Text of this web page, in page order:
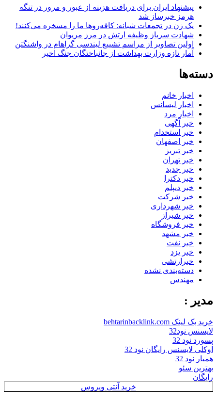
پیشنهاد ایران برای دریافت هزینه از عبور و مرور در تنگه
هرمز خبرساز شد
یک زن در تجمعات شبانه: کافه‌روها ما را مسخره می‌کنند!
شهادت سرباز وظیفه ارتش در مرز مریوان
اولین تصاویر از مراسم تشییع لیندسی گراهام در واشنگتن
آمار تازه وزارت بهداشت از جانباختگان جنگ اخیر
دسته‌ها
اخبار خانم
اخبار لیسانس
اخبار مرد
خبر آگهی
خبر استخدام
خبر اصفهان
خبر تبریز
خبر تهران
خبر جدید
خبر دکترا
خبر دیپلم
خبر شرکت
خبر شهرداری
خبر شیراز
خبر فروشگاه
خبر مشهد
خبر نفت
خبر یزد
خبرارتشی
دسته‌بندی نشده
مهندس
مدیر :
خرید بک لینک behtarinbacklink.com
لایسنس نود32
پسورد نود 32
اوکلی لایسنس رایگان نود 32
همیار نود 32
بهترین سئو
رایگان
خرید آنتی ویروس